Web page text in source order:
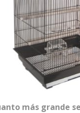
más grande